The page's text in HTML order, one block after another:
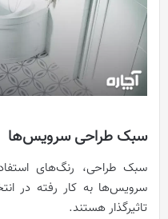
سبک طراحی سرویس‌ها
سبک طراحی، رنگ‌های
سرویس‌ها به کار رفته در
تاثیرگذار هستند.